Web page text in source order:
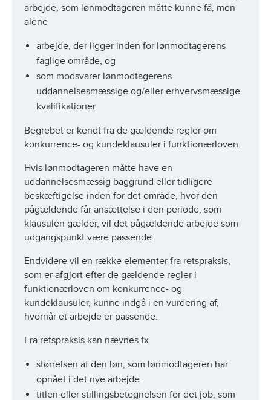
arbejde, som lønmodtageren måtte kunne få, men
alene
arbejde, der ligger inden for lønmodtagerens
faglige område, og
som modsvarer lønmodtagerens
uddannelsesmæssige og/eller erhvervsmæssige
kvalifikationer.
Begrebet er kendt fra de gældende regler om
konkurrence- og kundeklausuler i funktionærloven.
Hvis lønmodtageren måtte have en
uddannelsesmæssig baggrund eller tidligere
beskæftigelse inden for det område, hvor den
pågældende får ansættelse i den periode, som
klausulen gælder, vil det pågældende arbejde som
udgangspunkt være passende.
Endvidere vil en række elementer fra retspraksis,
som er afgjort efter de gældende regler i
funktionærloven om konkurrence- og
kundeklausuler, kunne indgå i en vurdering af,
hvornår et arbejde er passende.
Fra retspraksis kan nævnes fx
størrelsen af den løn, som lønmodtageren har
opnået i det nye arbejde.
titlen eller stillingsbetegnelsen for det job, som